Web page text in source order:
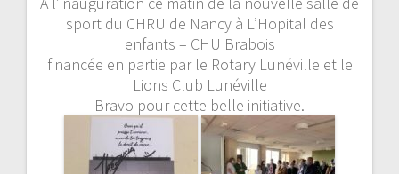
sport du CHRU de Nancy à L’Hopital des
enfants – CHU Brabois
financée en partie par le Rotary Lunéville et le
Lions Club Lunéville
Bravo pour cette belle initiative.